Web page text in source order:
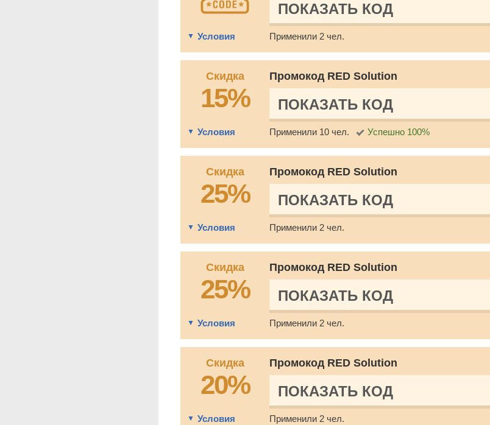
ПОКАЗАТЬ КОД
Условия Применили 2 чел.
Скидка
15%
Промокод RED Solution
ПОКАЗАТЬ КОД
Условия Применили 10 чел. Успешно 100%
Скидка
25%
Промокод RED Solution
ПОКАЗАТЬ КОД
Условия Применили 2 чел.
Скидка
25%
Промокод RED Solution
ПОКАЗАТЬ КОД
Условия Применили 2 чел.
Скидка
20%
Промокод RED Solution
ПОКАЗАТЬ КОД
Условия Применили 2 чел.